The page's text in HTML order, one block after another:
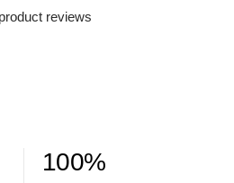
reviews
100%